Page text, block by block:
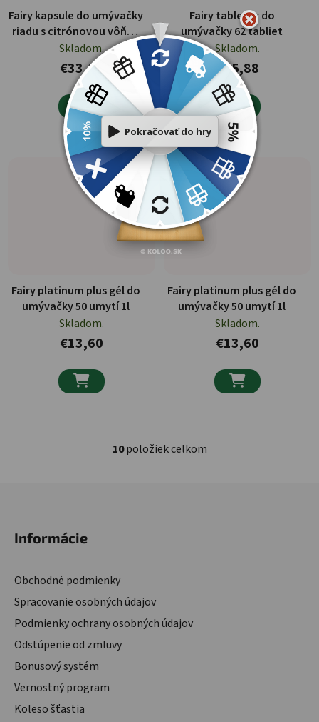
Fairy kapsule do umývačky
riadu s citrónovou vôňou
71ks
Skladom.
€33,06

Fairy tabletky do
umývačky 62 tabliet
Skladom.
€25,88

Fairy platinum plus gél do
umývačky 50 umytí 1l
Skladom.
€13,60

Fairy platinum plus gél do
umývačky 50 umytí 1l
Skladom.
€13,60

Ovládacie prvky výpisu
10položiek celkom
Informácie
Obchodné podmienky
Spracovanie osobných údajov
Podmienky ochrany osobných údajov
Odstúpenie od zmluvy
Bonusový systém
Vernostný program
Koleso šťastia